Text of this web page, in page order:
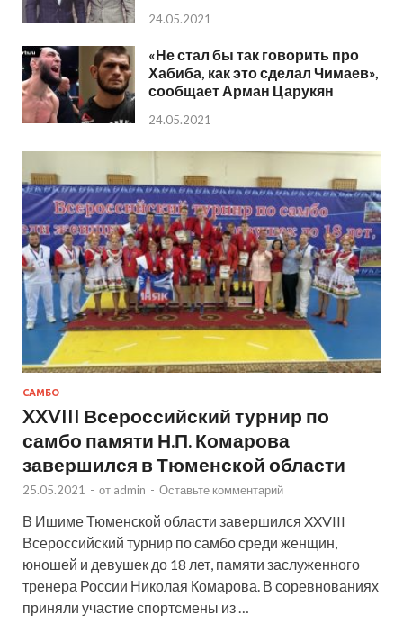
24.05.2021
«Не стал бы так говорить про
Хабиба, как это сделал Чимаев»,
сообщает Арман Царукян
24.05.2021
САМБО
XXVIII Всероссийский турнир по
самбо памяти Н.П. Комарова
завершился в Тюменской области
25.05.2021 - от admin - Оставьте комментарий
В Ишиме Тюменской области завершился XXVIII
Всероссийский турнир по самбо среди женщин,
юношей и девушек до 18 лет, памяти заслуженного
тренера России Николая Комарова. В соревнованиях
приняли участие спортсмены из …